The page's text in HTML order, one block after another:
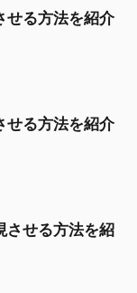
せる方法を紹介
せる方法を紹介
させる方法を紹